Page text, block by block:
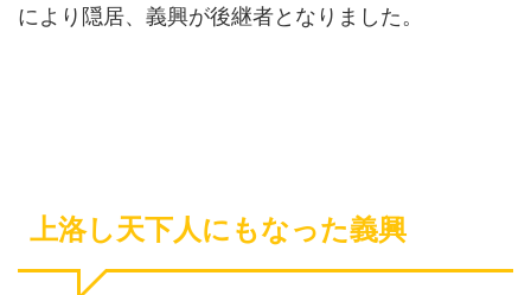
により隠居、義興が後継者となりました。
上洛し天下人にもなった義興